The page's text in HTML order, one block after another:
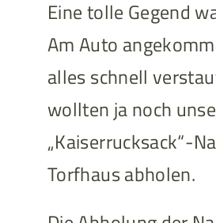
Eine tolle Gegend
Am Auto
alles schnell
wollten ja noch
„Kaiserrucksack“-
Torfhaus abholen.